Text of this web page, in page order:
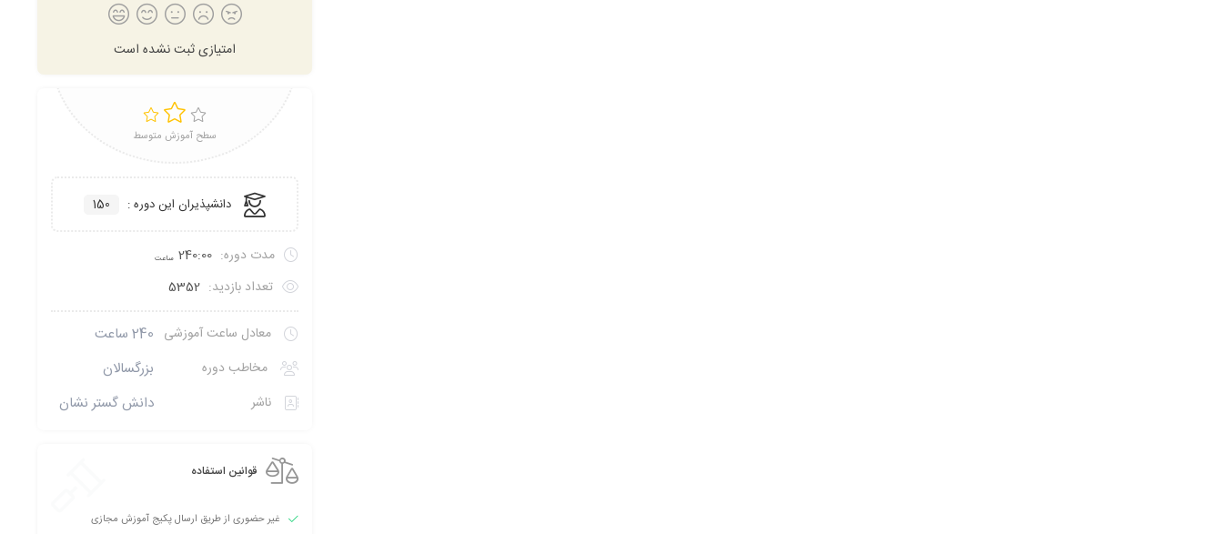
امتیازی ثبت نشده است
سطح آموزش متوسط
دانشپذیران این دوره : 150
مدت دوره: 240:00 ساعت
تعداد بازدید: 5352
معادل ساعت آموزشی 240 ساعت
مخاطب دوره بزرگسالان
ناشر دانش گستر نشان
قوانین استفاده
غیر حضوری از طریق ارسال پکیج آموزش مجازی